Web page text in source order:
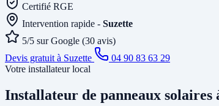
Certifié RGE
Intervention rapide - Suzette
5/5 sur Google (30 avis)
Devis gratuit à Suzette
04 90 83 63 29
Votre installateur local
Installateur de panneaux solaires